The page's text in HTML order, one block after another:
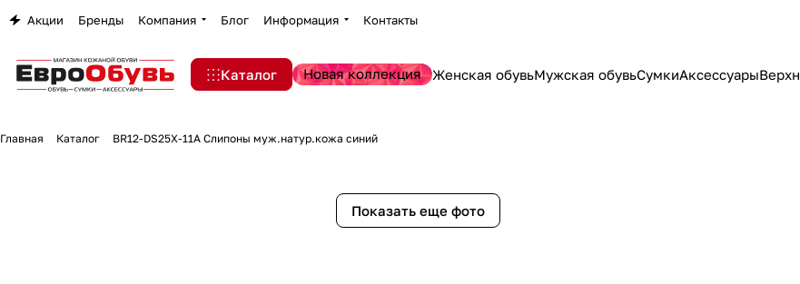
Акции Бренды Компания Блог Информация Контакты
Каталог Новая коллекция Женская обувьМужская обувьСумкиАксессуары
Главная Каталог BR12-DS25X-11A Слипоны муж.натур.кожа синий
Показать еще фото